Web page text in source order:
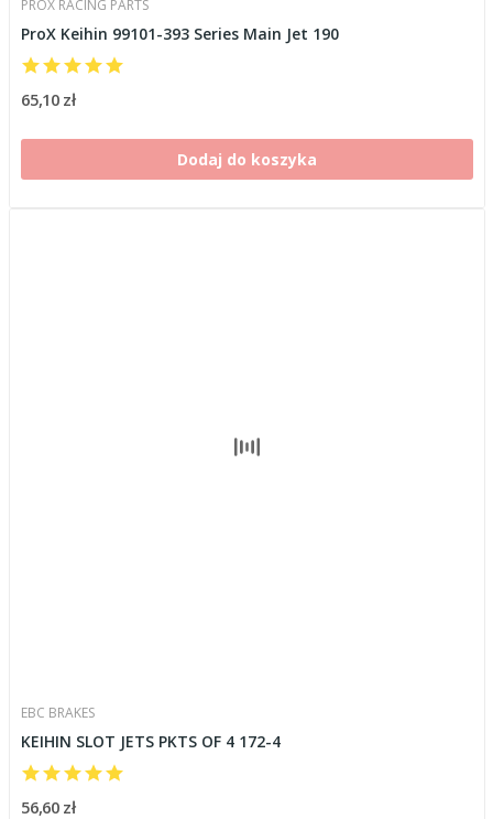
PROX RACING PARTS
ProX Keihin 99101-393 Series Main Jet 190
65,10 zł
Dodaj do koszyka
EBC BRAKES
KEIHIN SLOT JETS PKTS OF 4 172-4
56,60 zł